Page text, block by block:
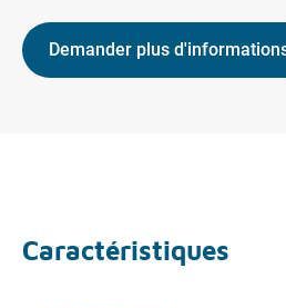
Demander plus
Caractéristiques